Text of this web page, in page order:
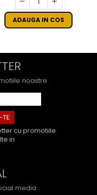
ADAUGA IN COS
noastre
cu promotiile
in
media